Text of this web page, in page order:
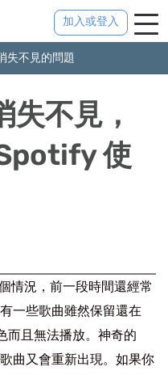
加入或登入
失不見的問題
不見，
使
情況，前一段時間還經常
一些歌曲雖然保留還在
而且無法播放。神奇的
曲又會重新出現。如果你